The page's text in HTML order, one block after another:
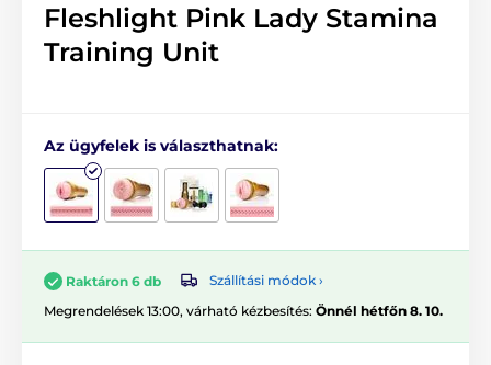
Fleshlight Pink Lady Stamina
Training Unit
Az ügyfelek is választhatnak:
Raktáron 6 db
Szállítási módok ›
Megrendelések 13:00, várható kézbesítés: Önnél hétfőn 8. 10.